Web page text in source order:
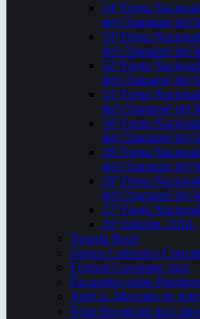
34ª Fiesta
del Chamamé del
33ª Fiesta
del Chamamé del
32ª Fiesta
del Chamamé del
31ª Fiesta
del Chamamé del
30ª Fiesta
del Chamamé del
29ª Fiesta
del Chamamé del
28ª Fiesta
del Chamamé del
27ª Fiesta
26ª Edición. 2016.
Taragüi Rock
Juegos Culturales
Festival Corrientes Jazz
Encuentro sobre
ArteCo. Mercado de
Feria Provincial del Libro